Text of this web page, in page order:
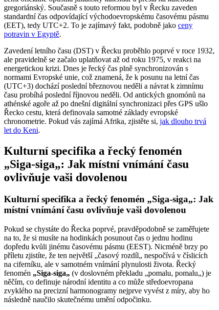
gregoriánský. Současně s touto reformou byl v Řecku zaveden
standardní čas odpovídající východoevropskému časovému pásmu
(EET), tedy UTC+2. To je zajímavý fakt, podobně jako ceny
potravin v Egyptě.
Zavedení letního času (DST) v Řecku proběhlo poprvé v roce 1932,
ale pravidelně se začalo uplatňovat až od roku 1975, v reakci na
energetickou krizi. Dnes je řecký čas plně synchronizován s
normami Evropské unie, což znamená, že k posunu na letní čas
(UTC+3) dochází poslední březnovou neděli a návrat k zimnímu
času probíhá poslední říjnovou neděli. Od antických gnomónů na
athénské agoře až po dnešní digitální synchronizaci přes GPS ušlo
Řecko cestu, která definovala samotné základy evropské
chronometrie. Pokud vás zajímá Afrika, zjistěte si, jak dlouho trvá
let do Keni.
Kulturní specifika a řecký fenomén
„Siga-siga„: Jak místní vnímání času
ovlivňuje vaši dovolenou
Kulturní specifika a řecký fenomén „Siga-siga„: Jak
místní vnímání času ovlivňuje vaši dovolenou
Pokud se chystáte do Řecka poprvé, pravděpodobně se zaměřujete
na to, že si musíte na hodinkách posunout čas o jednu hodinu
dopředu kvůli jinému časovému pásmu (EEST). Nicméně brzy po
příletu zjistíte, že ten největší „časový rozdíl„ nespočívá v číslicích
na ciferníku, ale v samotném vnímání plynulosti života. Řecký
fenomén „Siga-siga„ (v doslovném překladu „pomalu, pomalu„) je
něčím, co definuje národní identitu a co může středoevropana
zvyklého na precizní harmonogramy nejprve vyvést z míry, aby ho
následně naučilo skutečnému umění odpočinku.